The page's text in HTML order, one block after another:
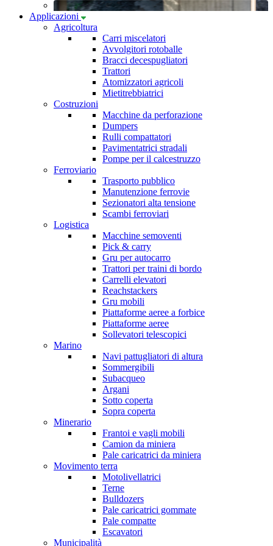
Applicazioni
Agricoltura
Carri miscelatori
Avvolgitori rotoballe
Bracci decespugliatori
Trattori
Atomizzatori agricoli
Mietitrebbiatrici
Costruzioni
Macchine da perforazione
Dumpers
Rulli compattatori
Pavimentatrici stradali
Pompe per il calcestruzzo
Ferroviario
Trasporto pubblico
Manutenzione ferrovie
Sezionatori alta tensione
Scambi ferroviari
Logistica
Macchine semoventi
Pick & carry
Gru per autocarro
Trattori per traini di bordo
Carrelli elevatori
Reachstackers
Gru mobili
Piattaforme aeree a forbice
Piattaforme aeree
Sollevatori telescopici
Marino
Navi pattugliatori di altura
Sommergibili
Subacqueo
Argani
Sotto coperta
Sopra coperta
Minerario
Frantoi e vagli mobili
Camion da miniera
Pale caricatrici da miniera
Movimento terra
Motolivellatrici
Terne
Bulldozers
Pale caricatrici gommate
Pale compatte
Escavatori
Municipalità